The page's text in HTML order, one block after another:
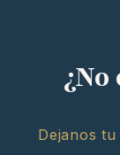
Dejanos